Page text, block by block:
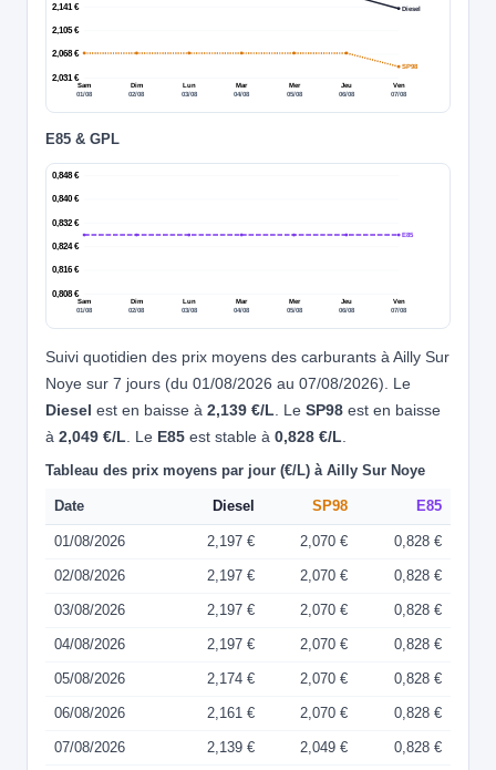
2,031 €
2,068 €
2,105 €
2,141 €
Sam
01/08
Dim
02/08
Lun
03/08
Mar
04/08
Mer
05/08
Jeu
06/08
Ven
07/08
Diesel
SP98
E85 & GPL
0,808 €
0,816 €
0,824 €
0,832 €
0,840 €
0,848 €
Sam
01/08
Dim
02/08
Lun
03/08
Mar
04/08
Mer
05/08
Jeu
06/08
Ven
07/08
E85
Suivi quotidien des prix moyens des carburants à Ailly Sur
Noye sur 7 jours (du 01/08/2026 au 07/08/2026). Le
Diesel est en baisse à 2,139 €/L. Le SP98 est en baisse
à 2,049 €/L. Le E85 est stable à 0,828 €/L.
Tableau des prix moyens par jour (€/L) à Ailly Sur Noye
Date Diesel SP98 E85
01/08/2026 2,197 € 2,070 € 0,828 €
02/08/2026 2,197 € 2,070 € 0,828 €
03/08/2026 2,197 € 2,070 € 0,828 €
04/08/2026 2,197 € 2,070 € 0,828 €
05/08/2026 2,174 € 2,070 € 0,828 €
06/08/2026 2,161 € 2,070 € 0,828 €
07/08/2026 2,139 € 2,049 € 0,828 €